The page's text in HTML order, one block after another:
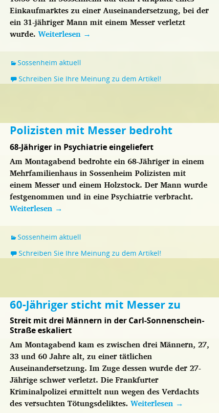
Einkaufmarktes zu einer Auseinandersetzung, bei der
ein 31-jähriger Mann mit einem Messer verletzt
wurde. Weiterlesen →
Sossenheim aktuell
Schreiben Sie Ihre Meinung zu dem Artikel!
Polizisten mit Messer bedroht
68-Jähriger in Psychiatrie eingeliefert
Am Montagabend bedrohte ein 68-Jähriger in einem
Mehrfamilienhaus in Sossenheim Polizisten mit
einem Messer und einem Holzstock. Der Mann wurde
festgenommen und in eine Psychiatrie verbracht.
Weiterlesen →
Sossenheim aktuell
Schreiben Sie Ihre Meinung zu dem Artikel!
60-Jähriger sticht mit Messer zu
Streit mit drei Männern in der Carl-Sonnenschein-
Straße eskaliert
Am Montagabend kam es zwischen drei Männern, 27,
33 und 60 Jahre alt, zu einer tätlichen
Auseinandersetzung. Im Zuge dessen wurde der 27-
Jährige schwer verletzt. Die Frankfurter
Kriminalpolizei ermittelt nun wegen des Verdachts
des versuchten Tötungsdeliktes. Weiterlesen →